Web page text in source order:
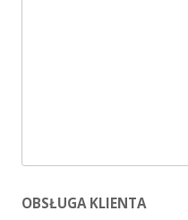
OBSŁUGA KLIENTA